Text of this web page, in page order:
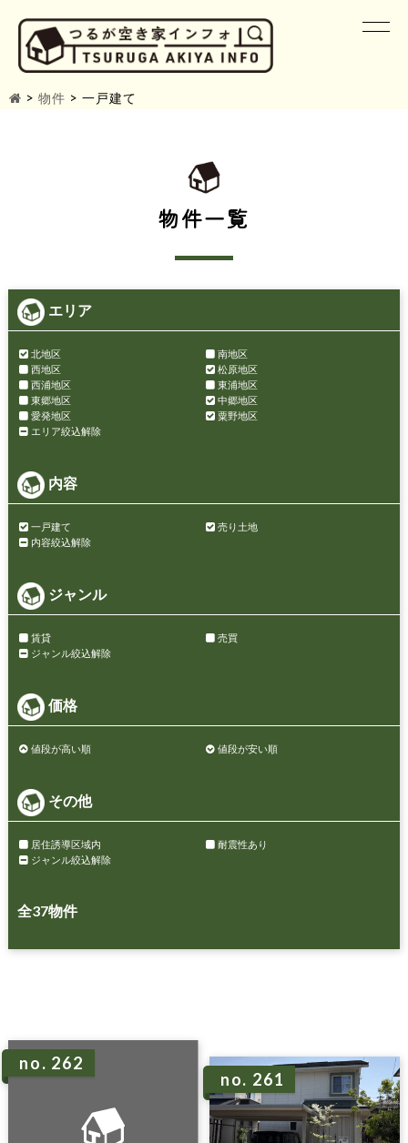
> 物件 > 一戸建て
物件一覧
エリア
北地区
南地区
西地区
松原地区
西浦地区
東浦地区
東郷地区
中郷地区
愛発地区
粟野地区
エリア絞込解除
内容
一戸建て
売り土地
内容絞込解除
ジャンル
賃貸
売買
ジャンル絞込解除
価格
値段が高い順 値段が安い順
その他
居住誘導区域内
耐震性あり
ジャンル絞込解除
全37物件
no. 262
no. 261